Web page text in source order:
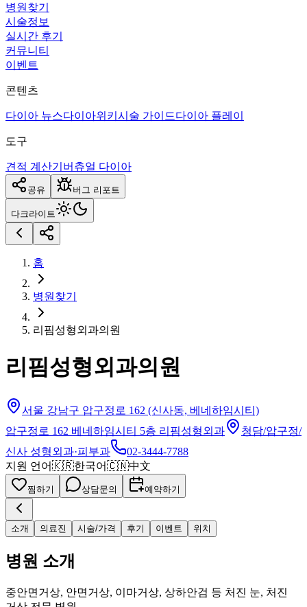
병원찾기
시술정보
실시간 후기
커뮤니티
이벤트
콘텐츠
다이아 뉴스다이아위키 시술 가이드다이아 플레이
도구
견적 계산기 버츄얼 다이아
공유 버그 리포트
다크 라이트
홈
병원찾기
리핌성형외과의원
리핌성형외과의원
서울 강남구 압구정로 162 (신사동, 베네하임시티)
압구정로 162 베네하임시티 5층 리핌성형외과
청담/압구정/
신사 성형외과·피부과
02-3444-7788
지원 언어🇰🇷한국어🇨🇳中文
찜하기 상담문의 예약하기
소개 의료진 시술/가격 후기 이벤트 위치
병원 소개
중안면거상, 안면거상, 이마거상, 상하안검 등 처진 눈, 처진